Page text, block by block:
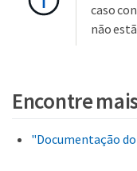
caso
não
Encontre
"Documentação